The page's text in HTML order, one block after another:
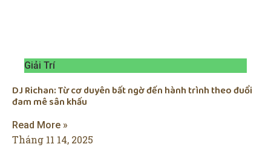
Giải Trí
DJ Richan: Từ cơ duyên bất ngờ đến hành trình theo đuổi
đam mê sân khấu
Read More »
Tháng 11 14, 2025